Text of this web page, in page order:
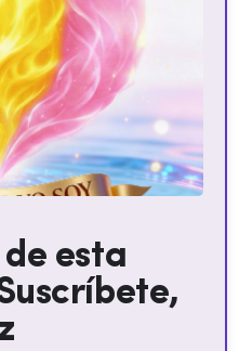
esta